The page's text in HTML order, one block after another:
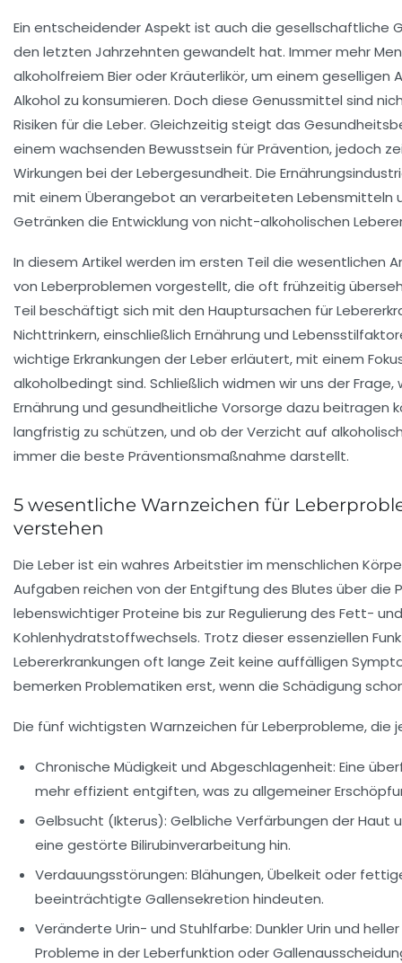
Ein entscheidender Aspekt ist auch die gesellschaftliche
den letzten Jahrzehnten gewandelt hat. Immer mehr
alkoholfreiem Bier oder Kräuterlikör, um einem geselligen
Alkohol zu konsumieren. Doch diese Genussmittel sind
Risiken für die Leber. Gleichzeitig steigt das
einem wachsenden Bewusstsein für Prävention, jedoch
Wirkungen bei der Lebergesundheit. Die
mit einem Überangebot an verarbeiteten Lebensmitteln
Getränken die Entwicklung von nicht-alkoholischen
In diesem Artikel werden im ersten Teil die wesentlichen
von Leberproblemen vorgestellt, die oft frühzeitig
Teil beschäftigt sich mit den Hauptursachen für
Nichttrinkern, einschließlich Ernährung und
wichtige Erkrankungen der Leber erläutert, mit einem
alkoholbedingt sind. Schließlich widmen wir uns der
Ernährung und gesundheitliche Vorsorge dazu beitragen
langfristig zu schützen, und ob der Verzicht auf
immer die beste Präventionsmaßnahme darstellt.
5 wesentliche Warnzeichen für
verstehen
Die Leber ist ein wahres Arbeitstier im menschlichen
Aufgaben reichen von der Entgiftung des Blutes über die
lebenswichtiger Proteine bis zur Regulierung des Fett- und
Kohlenhydratstoffwechsels. Trotz dieser essenziellen
Lebererkrankungen oft lange Zeit keine auffälligen
bemerken Problematiken erst, wenn die Schädigung
Die fünf wichtigsten Warnzeichen für Leberprobleme, die
Chronische Müdigkeit und Abgeschlagenheit: Eine
mehr effizient entgiften, was zu allgemeiner
Gelbsucht (Ikterus): Gelbliche Verfärbungen der Haut
eine gestörte Bilirubinverarbeitung hin.
Verdauungsstörungen: Blähungen, Übelkeit oder
beeinträchtigte Gallensekretion hindeuten.
Veränderte Urin- und Stuhlfarbe: Dunkler Urin und
Probleme in der Leberfunktion oder